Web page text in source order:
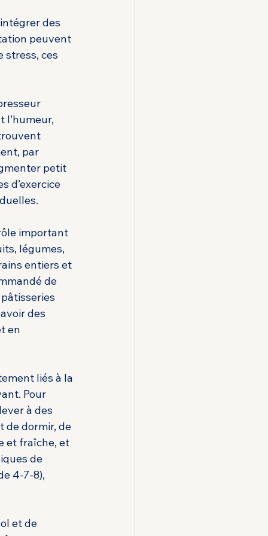
des
peuvent
stress, ces
l’humeur,
par
petit
d’exercice
important
légumes,
entiers et
de
des
en
liés à la
Pour
à des
de dormir, de
et fraîche, et
de
4-7-8),
et de